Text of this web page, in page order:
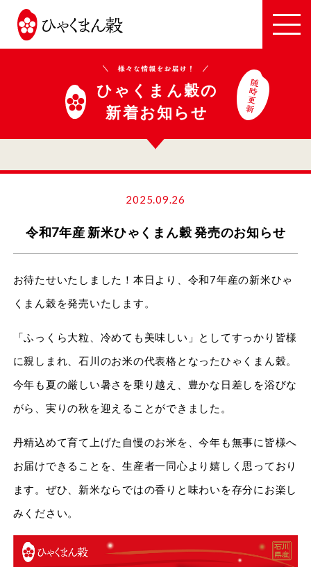
JA
全
農
い
し
か
わ
ひゃくまん穀の
新着お知らせ
2025.09.26
令和7年産 新米ひゃくまん穀 発売のお知らせ
お待たせいたしました！本日より、令和7年産の新米ひゃ
くまん穀を発売いたします。
「ふっくら大粒、冷めても美味しい」としてすっかり皆様
に親しまれ、石川のお米の代表格となったひゃくまん穀。
今年も夏の厳しい暑さを乗り越え、豊かな日差しを浴びな
がら、実りの秋を迎えることができました。
丹精込めて育て上げた自慢のお米を、今年も無事に皆様へ
お届けできることを、生産者一同心より嬉しく思っており
ます。ぜひ、新米ならではの香りと味わいを存分にお楽し
みください。